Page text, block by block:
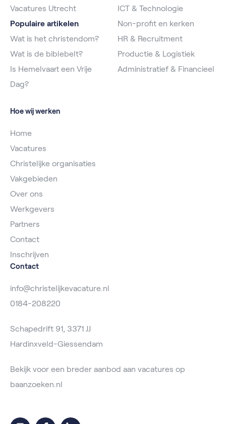
Vacatures Utrecht
Populaire artikelen
Wat is het christendom?
Wat is de biblebelt?
Is Hemelvaart een Vrije
Dag?
ICT & Technologie
Non-profit en kerken
HR & Recruitment
Productie & Logistiek
Administratief & Financieel
Hoe wij werken
Home
Vacatures
Christelijke organisaties
Vakgebieden
Over ons
Werkgevers
Partners
Contact
Inschrijven
Contact
info@christelijkevacature.nl
0184-208220
Schapedrift 91, 3371 JJ
Hardinxveld-Giessendam
Bekijk voor een breder aanbod aan vacatures op
baanzoeken.nl